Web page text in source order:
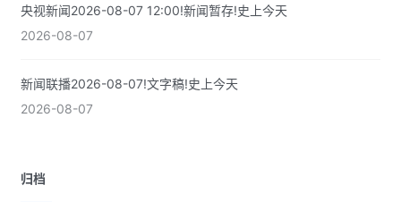
央视新闻2026-08-07 12:00!新闻暂存!史上今天
2026-08-07
新闻联播2026-08-07!文字稿!史上今天
2026-08-07
归档